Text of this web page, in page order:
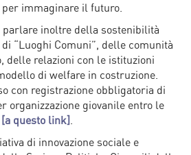
immaginare il futuro.
parlare inoltre della sostenibilità
“Luoghi Comuni”, delle comunità
delle relazioni con le istituzioni
di welfare in costruzione.
con registrazione obbligatoria di
organizzazione giovanile entro le
[a questo link].
di innovazione sociale e